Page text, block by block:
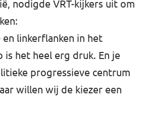
nodigde VRT-kijkers uit om
linkerflanken in het
is het heel erg druk. En je
progressieve centrum
willen wij de kiezer een